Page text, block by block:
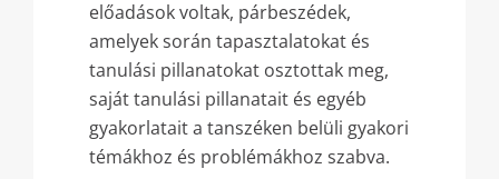
előadások voltak, párbeszédek,
amelyek során tapasztalatokat és
tanulási pillanatokat osztottak meg,
saját tanulási pillanatait és egyéb
gyakorlatait a tanszéken belüli gyakori
témákhoz és problémákhoz szabva.